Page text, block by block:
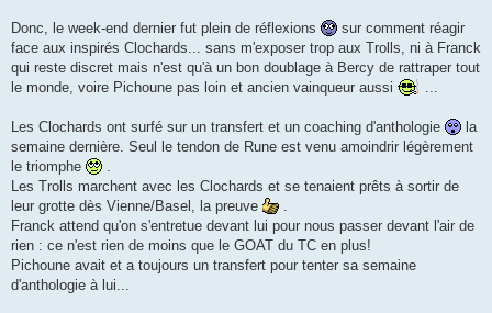
Donc, le week-end dernier fut plein de réflexions
sur comment réagir
face aux inspirés Clochards... sans m'exposer trop aux Trolls, ni à Franck
qui reste discret mais n'est qu'à un bon doublage à Bercy de rattraper tout
le monde, voire Pichoune pas loin et ancien vainqueur aussi
...
Les Clochards ont surfé sur un transfert et un coaching d'anthologie
la
semaine dernière. Seul le tendon de Rune est venu amoindrir légèrement
le triomphe
.
Les Trolls marchent avec les Clochards et se tenaient prêts à sortir de
leur grotte dès Vienne/Basel, la preuve
.
Franck attend qu'on s'entretue devant lui pour nous passer devant l'air de
rien : ce n'est rien de moins que le GOAT du TC en plus!
Pichoune avait et a toujours un transfert pour tenter sa semaine
d'anthologie à lui...